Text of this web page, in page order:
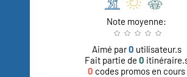
Note moyenne:
Aimé par0 utilisateur.s
Fait partie de 0
0 codes promos en cours